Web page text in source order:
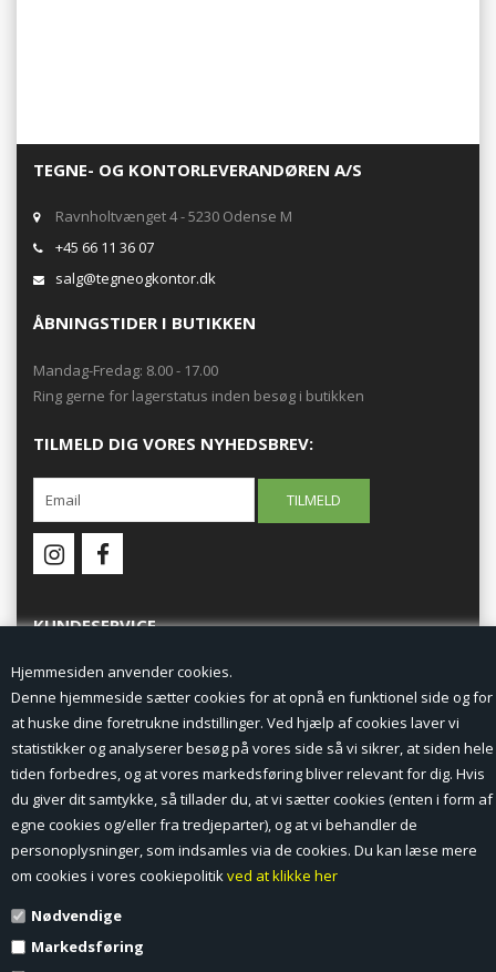
Hjemmesiden anvender cookies.
Denne hjemmeside sætter cookies for at opnå en funktionel side og for
at huske dine foretrukne indstillinger. Ved hjælp af cookies laver vi
statistikker og analyserer besøg på vores side så vi sikrer, at siden hele
tiden forbedres, og at vores markedsføring bliver relevant for dig. Hvis
du giver dit samtykke, så tillader du, at vi sætter cookies (enten i form af
egne cookies og/eller fra tredjeparter), og at vi behandler de
personoplysninger, som indsamles via de cookies. Du kan læse mere
om cookies i vores cookiepolitikved at klikke her
Nødvendige
Markedsføring
TEGNE- OG KONTORLEVERANDØREN A/S
Ravnholtvænget 4 - 5230 Odense M
+45 66 11 36 07
salg@tegneogkontor.dk
ÅBNINGSTIDER I BUTIKKEN
Mandag-Fredag: 8.00 - 17.00
Ring gerne for lagerstatus inden besøg i butikken
TILMELD DIG VORES NYHEDSBREV:
KUNDESERVICE
Forside
Min Konto
Nyheder
Vilkår og betingelser
Profil
Erhverv log ind (B2B)